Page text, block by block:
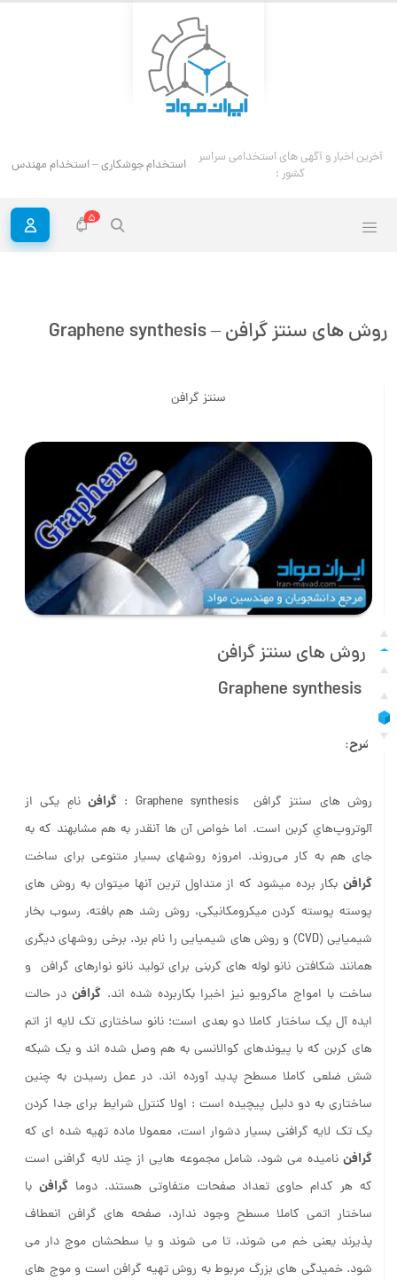
آخرین اخبار و آگهی های استخدامی سراسر
کشور :
استخدام جوشکاری – استخدام مهندس
5
روش های سنتز گرافن – Graphene synthesis
سنتز گرافن
روش های سنتز گرافن
شرح:
روش های سنتز گرافن Graphene synthesis : گرافننامِ یکی از
آلوتروپ‌هایِ کربن است. اما خواص آن ها آنقدر به هم مشابهند که به
جای هم به کار می‌روند. امروزه روشهای بسیار متنوعی برای ساخت
گرافن بکار برده میشود که از متداول ترین آنها میتوان به روش های
پوسته پوسته کردن میکرومکانیکی، روش رشد هم بافته، رسوب بخار
شیمیایی (CVD) و روش های شیمیایی را نام برد. برخی روشهای دیگری
همانند شکافتن نانو لوله های کربنی برای تولید نانو نوارهای گرافن و
ساخت با امواج ماکرویو نیز اخیرا بکاربرده شده اند. گرافندر حالت
ایده آل یک ساختار کاملا دو بعدی است؛ نانو ساختاری تک لایه از اتم
های کربن که با پیوندهای کوالانسی به هم وصل شده اند و یک شبکه
شش ضلعی کاملا مسطح پدید آورده اند. در عمل رسیدن به چنین
ساختاری به دو دلیل پیچیده است : اولا کنترل شرایط برای جدا کردن
یک تک لایه گرافنی بسیار دشوار است، معمولا ماده تهیه شده ای که
گرافن نامیده می شود، شامل مجموعه هایی از چند لایه گرافنی است
که هر کدام حاوی تعداد صفحات متفاوتی هستند. دوماگرافن با
ساختار اتمی کاملا مسطح وجود ندارد، صفحه های گرافن انعطاف
پذیرند یعنی خم می شوند، تا می شوند و یا سطحشان موج دار می
شود. خمیدگی های بزرگ مربوط به روش تهیه گرافن است و موج های